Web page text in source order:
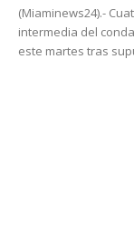
(Miaminews24).-
intermedia del
este martes tras